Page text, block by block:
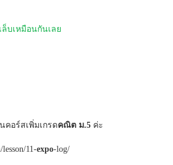
ล็บเหมือนกันเลย
คอร์สเพิ่มเกรดคณิต ม.5ค่ะ
11-expo-log/